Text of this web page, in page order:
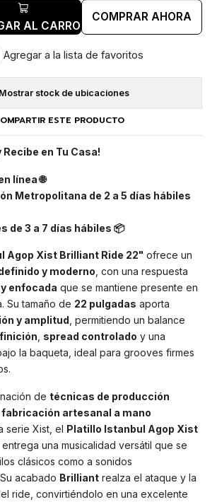
AL CARRO
COMPRAR AHORA
Agregar a la lista de favoritos
Mostrar stock de ubicaciones
ESTE PRODUCTO
Recibe en Tu Casa!
línea 🌐
Metropolitana de 2 a 5 días hábiles
de 3 a 7 días hábiles 📦
Agop Xist Brilliant Ride 22" ofrece un
y moderno, con una respuesta
enfocada que se mantiene presente en
Su tamaño de 22 pulgadas aporta
y amplitud, permitiendo un balance
, spread controlado y una
la baqueta, ideal para grooves firmes
de técnicas de producción
fabricación artesanal a mano
serie Xist, el Platillo Istanbul Agop Xist
entrega una musicalidad versátil que se
clásicos como a sonidos
acabado Brilliant realza el ataque y la
ride, convirtiéndolo en una excelente